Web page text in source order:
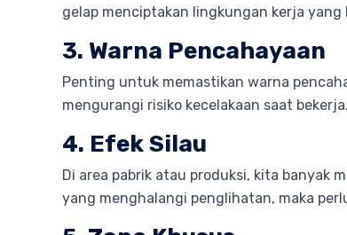
gelap menciptakan lingkungan kerja yang
3. Warna Pencahayaan
Penting untuk memastikan warna
mengurangi risiko kecelakaan saat bekerja.
4. Efek Silau
Di area pabrik atau produksi, kita banyak
yang menghalangi penglihatan, maka